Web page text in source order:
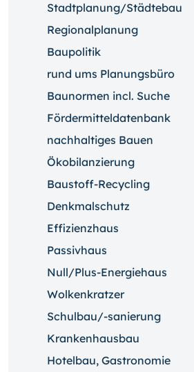
Stadtplanung/Städtebau
Regionalplanung
Baupolitik
rund ums Planungsbüro
Baunormen incl. Suche
Fördermitteldatenbank
nachhaltiges Bauen
Ökobilanzierung
Baustoff-Recycling
Denkmalschutz
Effizienzhaus
Passivhaus
Null/Plus-Energiehaus
Wolkenkratzer
Schulbau/-sanierung
Krankenhausbau
Hotelbau, Gastronomie